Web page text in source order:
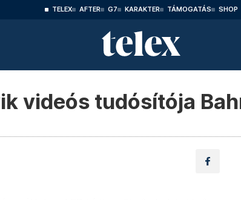
TELEX AFTER G7 KARAKTER TÁMOGATÁS SHOP
videós tudósítója